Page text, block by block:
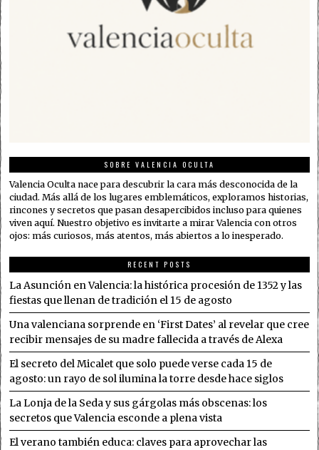
SOBRE VALENCIA OCULTA
Valencia Oculta nace para descubrir la cara más desconocida de la
ciudad. Más allá de los lugares emblemáticos, exploramos historias,
rincones y secretos que pasan desapercibidos incluso para quienes
viven aquí. Nuestro objetivo es invitarte a mirar Valencia con otros
ojos: más curiosos, más atentos, más abiertos a lo inesperado.
RECENT POSTS
La Asunción en Valencia: la histórica procesión de 1352 y las
fiestas que llenan de tradición el 15 de agosto
Una valenciana sorprende en ‘First Dates’ al revelar que cree
recibir mensajes de su madre fallecida a través de Alexa
El secreto del Micalet que solo puede verse cada 15 de
agosto: un rayo de sol ilumina la torre desde hace siglos
La Lonja de la Seda y sus gárgolas más obscenas: los
secretos que Valencia esconde a plena vista
El verano también educa: claves para aprovechar las